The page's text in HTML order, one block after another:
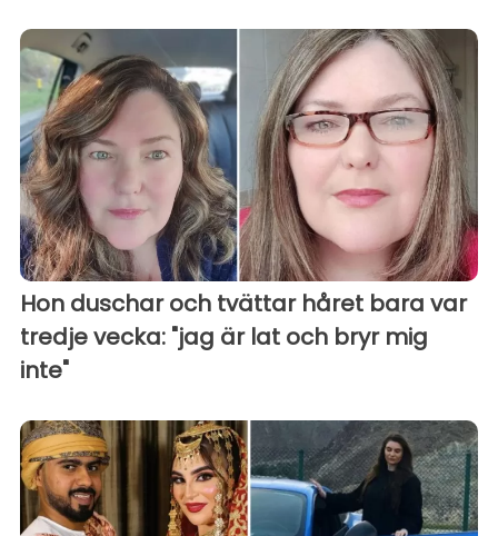
Hon duschar och tvättar håret bara var
tredje vecka: "jag är lat och bryr mig
inte"